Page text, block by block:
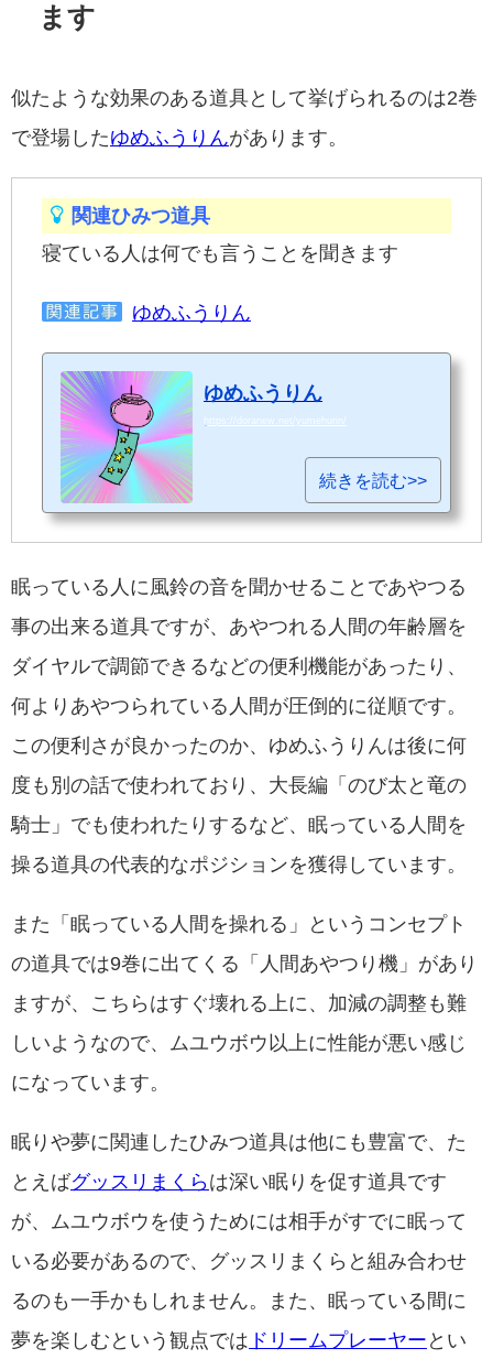
ます
似たような効果のある道具として挙げられるのは2巻
で登場したゆめふうりんがあります。
関連ひみつ道具
寝ている人は何でも言うことを聞きます
ゆめふうりん
ゆめふうりん
https://doranew.net/yumehurin/
続きを読む>>
眠っている人に風鈴の音を聞かせることであやつる
事の出来る道具ですが、あやつれる人間の年齢層を
ダイヤルで調節できるなどの便利機能があったり、
何よりあやつられている人間が圧倒的に従順です。
この便利さが良かったのか、ゆめふうりんは後に何
度も別の話で使われており、大長編「のび太と竜の
騎士」でも使われたりするなど、眠っている人間を
操る道具の代表的なポジションを獲得しています。
また「眠っている人間を操れる」というコンセプト
の道具では9巻に出てくる「人間あやつり機」があり
ますが、こちらはすぐ壊れる上に、加減の調整も難
しいようなので、ムユウボウ以上に性能が悪い感じ
になっています。
眠りや夢に関連したひみつ道具は他にも豊富で、た
とえばグッスリまくらは深い眠りを促す道具です
が、ムユウボウを使うためには相手がすでに眠って
いる必要があるので、グッスリまくらと組み合わせ
るのも一手かもしれません。また、眠っている間に
夢を楽しむという観点では ドリームプレーヤー とい